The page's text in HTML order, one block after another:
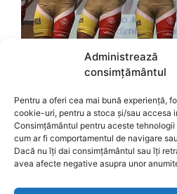
Administrează
consimțământul
Pentru a oferi cea mai bună experiență,
cookie-uri, pentru a stoca și/sau accesa
Consimțământul pentru aceste
cum ar fi comportamentul de navigare
Dacă nu îți dai consimțământul sau îți
avea afecte negative asupra unor